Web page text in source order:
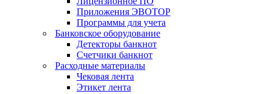
Приложения ЭВОТОР
Программы для учета
Банковское оборудование
Детекторы банкнот
Счетчики банкнот
Расходные материалы
Чековая лента
Этикет лента